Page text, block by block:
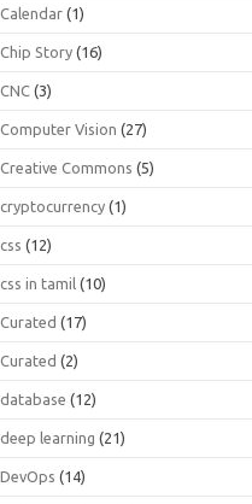
Calendar (1)
Chip Story (16)
CNC (3)
Computer Vision (27)
Creative Commons (5)
cryptocurrency (1)
css (12)
css in tamil (10)
Curated (17)
Curated (2)
database (12)
deep learning (21)
DevOps (14)